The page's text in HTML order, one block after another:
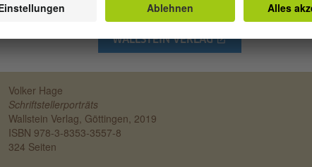
WALLSTEIN VERLAG
Volker Hage
Schriftstellerporträts
Wallstein Verlag, Göttingen, 2019
ISBN 978-3-8353-3557-8
324 Seiten